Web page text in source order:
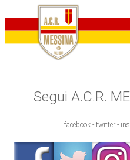
Segui A.C.R.
facebook - twitter -